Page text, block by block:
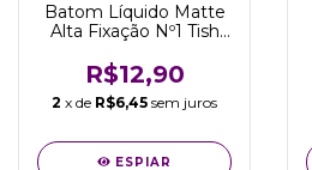
Batom Líquido Matte
Alta Fixação Nº1 Tish
R$12,90
2 x de R$6,45 sem juros
ESPIAR